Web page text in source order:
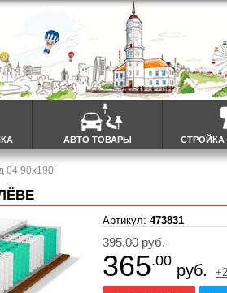
АВТО ТОВАРЫ СТРОЙКА
04 90x190
Артикул:473831
395,00 руб.
365.00
руб.